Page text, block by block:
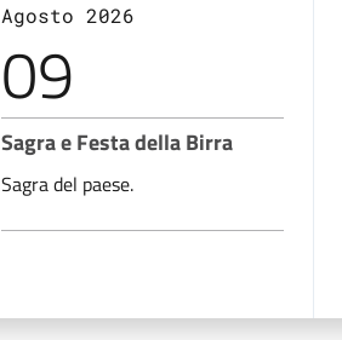
Agosto 2026
09
Sagra e Festa della Birra
Sagra del paese.